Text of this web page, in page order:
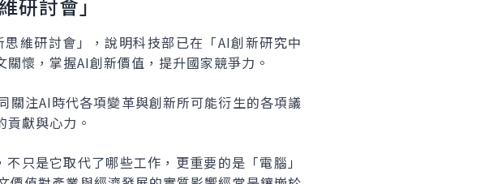
研討會」
維研討會」，說明科技部已在「AI創新研究中
懷，掌握AI創新價值，提升國家競爭力。
關注AI時代各項變革與創新所可能衍生的各項議
獻與心力。
只是它取代了哪些工作，更重要的是「電腦」